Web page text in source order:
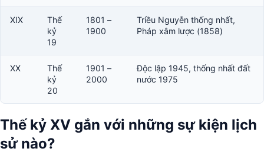
XIX
Thế
kỷ
19
1801 –
1900
Triều Nguyễn thống nhất,
Pháp xâm lược (1858)
XX
Thế
kỷ
20
1901 –
2000
Độc lập 1945, thống nhất đất
nước 1975
Thế kỷ XV gắn với những sự kiện lịch
sử nào?